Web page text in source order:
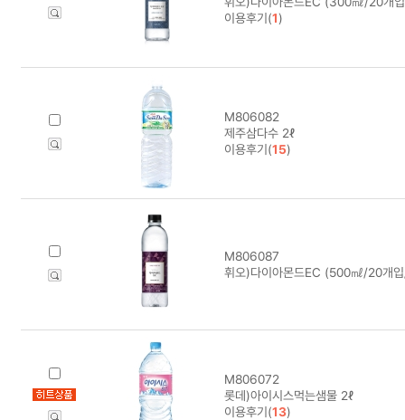
이용후기(1)
M806082
제주삼다수 2ℓ
이용후기(15)
M806087
휘오)다이아몬드EC (500㎖/20개
M806072
롯데)아이시스먹는샘물 2ℓ
이용후기(13)